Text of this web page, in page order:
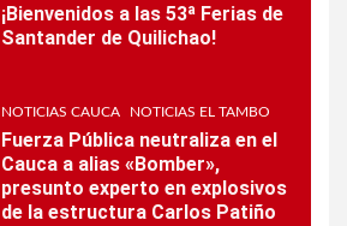
¡Bienvenidos a las 53ª Ferias de
Santander de Quilichao!
NOTICIAS CAUCA NOTICIAS EL TAMBO
Fuerza Pública neutraliza en el
Cauca a alias «Bomber»,
presunto experto en explosivos
de la estructura Carlos Patiño